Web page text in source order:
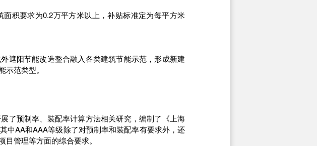
积要求为0.2万平方米以上，补贴标准定为每平方米
遮阳节能改造整合融入各类建筑节能示范，形成新建
范类型。
了预制率、装配率计算方法相关研究，编制了《上海
中AA和AAA等级除了对预制率和装配率有要求外，还
管理等方面的综合要求。